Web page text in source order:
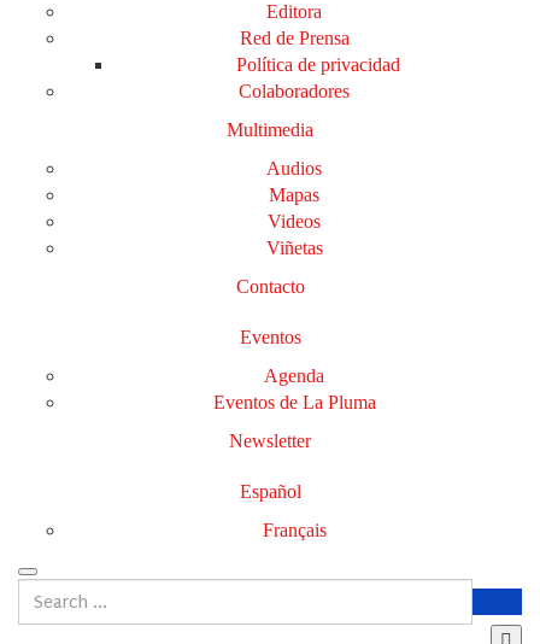
Editora
Red de Prensa
Política de privacidad
Colaboradores
Multimedia
Audios
Mapas
Videos
Viñetas
Contacto
Eventos
Agenda
Eventos de La Pluma
Newsletter
Español
Français